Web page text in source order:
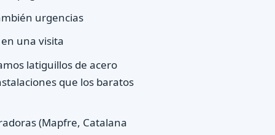
urgencias
una visita
latiguillos de acero
que los baratos
(Mapfre, Catalana